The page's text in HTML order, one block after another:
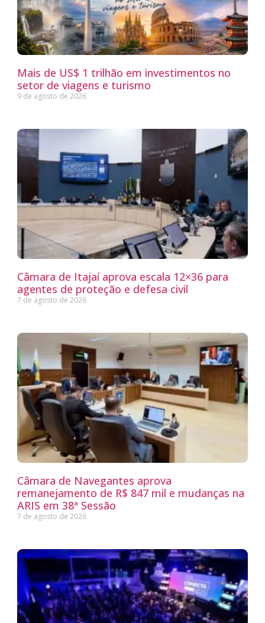
Mais de US$ 1 trilhão em investimentos no
setor de viagens e turismo
9 de agosto de 2026
Câmara de Itajaí aprova escala 12×36 para
agentes de proteção e defesa civil
7 de agosto de 2026
Câmara de Navegantes aprova
remanejamento de R$ 847 mil e mudanças na
ARIS em 38ª Sessão
7 de agosto de 2026